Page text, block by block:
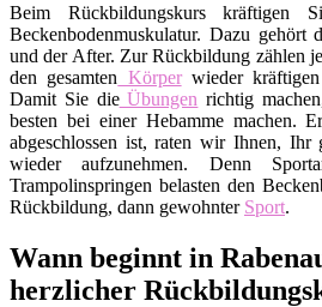
Beim Rückbildungskurs
Beckenbodenmuskulatur. Dazu gehört
und der After. Zur Rückbildung zählen
den gesamten Körperwieder
Damit Sie dieÜbungen richtig
besten bei einer Hebamme machen.
abgeschlossen ist, raten wir Ihnen, Ihr
wieder aufzunehmen. Denn
Trampolinspringen belasten den
Rückbildung, dann gewohnter Sport.
Wann beginnt in
herzlicher